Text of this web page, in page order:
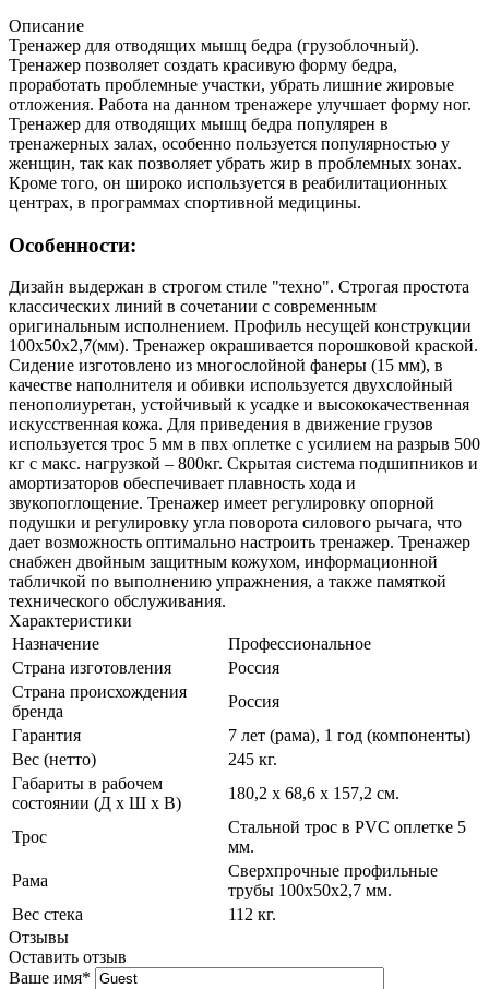
Описание
Тренажер для отводящих мышц бедра (грузоблочный).
Тренажер позволяет создать красивую форму бедра,
проработать проблемные участки, убрать лишние жировые
отложения. Работа на данном тренажере улучшает форму ног.
Тренажер для отводящих мышц бедра популярен в
тренажерных залах, особенно пользуется популярностью у
женщин, так как позволяет убрать жир в проблемных зонах.
Кроме того, он широко используется в реабилитационных
центрах, в программах спортивной медицины.
Особенности:
Дизайн выдержан в строгом стиле "техно". Строгая простота
классических линий в сочетании с современным
оригинальным исполнением. Профиль несущей конструкции
100х50х2,7(мм). Тренажер окрашивается порошковой краской.
Сидение изготовлено из многослойной фанеры (15 мм), в
качестве наполнителя и обивки используется двухслойный
пенополиуретан, устойчивый к усадке и высококачественная
искусственная кожа. Для приведения в движение грузов
используется трос 5 мм в пвх оплетке с усилием на разрыв 500
кг с макс. нагрузкой – 800кг. Скрытая система подшипников и
амортизаторов обеспечивает плавность хода и
звукопоглощение. Тренажер имеет регулировку опорной
подушки и регулировку угла поворота силового рычага, что
дает возможность оптимально настроить тренажер. Тренажер
снабжен двойным защитным кожухом, информационной
табличкой по выполнению упражнения, а также памяткой
технического обслуживания.
Характеристики
Назначение
Профессиональное
Страна изготовления
Россия
Страна происхождения
бренда
Россия
Гарантия
7 лет (рама), 1 год (компоненты)
Вес (нетто)
245 кг.
Габариты в рабочем
состоянии (Д х Ш х В)
180,2 х 68,6 х 157,2 cм.
Трос
Стальной трос в PVC оплетке 5
мм.
Рама
Сверхпрочные профильные
трубы 100х50х2,7 мм.
Вес стека
112 кг.
Отзывы
Оставить отзыв
Ваше имя*